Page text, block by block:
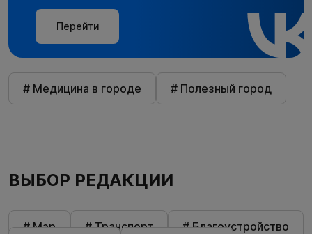
Перейти
# Медицина в городе # Полезный город
ВЫБОР РЕДАКЦИИ
# Мэр # Транспорт
# Благоустройство